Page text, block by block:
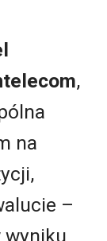
,
na
–
wyniku